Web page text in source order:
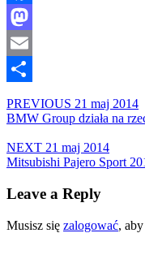
Facebook
Mastodon
Email
PREVIOUS 21 maj 2014
BMW Group działa na
NEXT 21 maj 2014
Mitsubishi Pajero Sport
Leave a Reply
Musisz się zalogować,